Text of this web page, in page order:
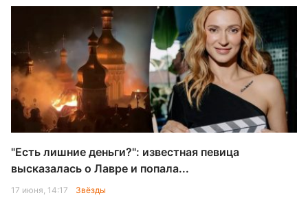
"Есть лишние деньги?": известная певица
высказалась о Лавре и попала...
17 июня, 14:17 Звёзды